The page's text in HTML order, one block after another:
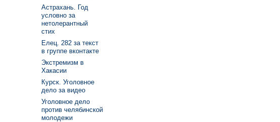
Астрахань. Год
условно за
нетолерантный
стих
Елец. 282 за текст
в группе вконтакте
Экстремизм в
Хакасии
Курск. Уголовное
дело за видео
Уголовное дело
против челябинской
молодежи